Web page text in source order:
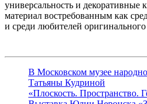
универсальность и декоративные
материал востребованным как
и среди любителей
В Московском музее
Татьяны Кудриной
«Плоскость. Пространство.